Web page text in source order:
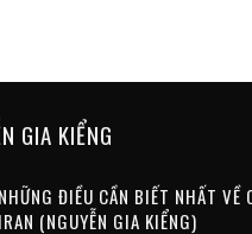
GIA KIỂNG
NHỮNG ĐIỀU CẦN BIẾT NHẤT VỀ
IRAN (NGUYỄN GIA KIỂNG)